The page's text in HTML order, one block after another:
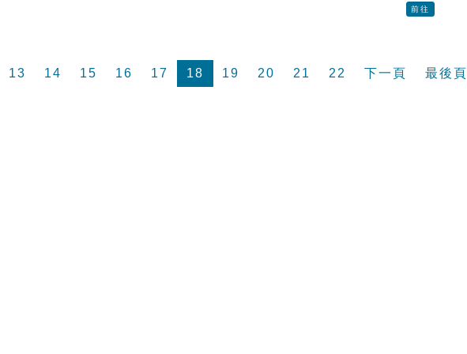
前往
13 14 15 16 17 18 19 20 21 22 下一頁 最後頁